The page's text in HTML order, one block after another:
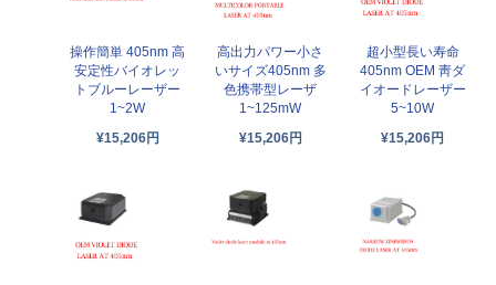
操作簡単 405nm 高
安定性バイオレッ
トブルーレーザー
1~2W
¥15,206円
高出力パワー小さ
いサイズ405nm 多
色携帯型レーザ
1~125mW
¥15,206円
超小型長い寿命
405nm OEM 靑ダ
イオードレーザー
5~10W
¥15,206円